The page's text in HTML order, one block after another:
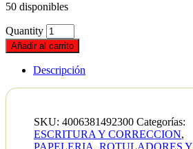
50 disponibles
Quantity
Añadir al carrito
Descripción
SKU: 4006381492300 Categorías:
ESCRITURA Y CORRECCION,
PAPELERIA, ROTULADORES Y